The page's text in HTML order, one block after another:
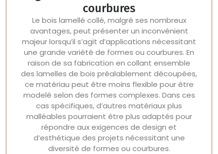
courbures
Le bois lamellé collé, malgré ses nombreux
avantages, peut présenter un inconvénient
majeur lorsqu’il s’agit d’applications nécessitant
une grande variété de formes ou courbures. En
raison de sa fabrication en collant ensemble
des lamelles de bois préalablement découpées,
ce matériau peut être moins flexible pour être
modelé selon des formes complexes. Dans ces
cas spécifiques, d’autres matériaux plus
malléables pourraient être plus adaptés pour
répondre aux exigences de design et
d’esthétique des projets nécessitant une
diversité de formes ou courbures.